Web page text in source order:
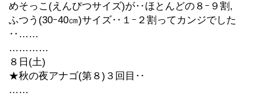
めそっこ(えんぴつサイズ)が‥ほとんどの８ｰ９割,
ふつう(30ｰ40㎝)サイズ‥１ｰ２割ってカンジでした
‥……
…………
８日(土)
★秋の夜アナゴ(第８)３回目‥
……